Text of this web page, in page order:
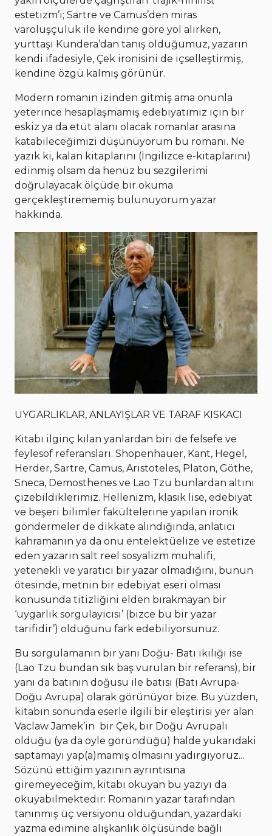
estetizm’i; Sartre ve Camus’den miras
varoluşçuluk ile kendine göre yol alırken,
yurttaşı Kundera’dan tanış olduğumuz, yazarın
kendi ifadesiyle, Çek ironisini de içselleştirmiş,
kendine özgü kalmış görünür.
Modern romanın izinden gitmiş ama onunla
yeterince hesaplaşmamış edebiyatımız için bir
eskiz ya da etüt alanı olacak romanlar arasına
katabileceğimizi düşünüyorum bu romanı. Ne
yazık ki, kalan kitaplarını (İngilizce e-kitaplarını)
edinmiş olsam da henüz bu sezgilerimi
doğrulayacak ölçüde bir okuma
gerçekleştirememiş bulunuyorum yazar
hakkında.
UYGARLIKLAR, ANLAYIŞLAR VE TARAF KISKACI
Kitabı ilginç kılan yanlardan biri de felsefe ve
feylesof referansları. Shopenhauer, Kant, Hegel,
Herder, Sartre, Camus, Aristoteles, Platon, Göthe,
Sneca, Demosthenes ve Lao Tzu bunlardan altını
çizebildiklerimiz. Hellenizm, klasik lise, edebiyat
ve beşeri bilimler fakültelerine yapılan ironik
göndermeler de dikkate alındığında, anlatıcı
kahramanın ya da onu entelektüelize ve estetize
eden yazarın salt reel sosyalizm muhalifi,
yetenekli ve yaratıcı bir yazar olmadığını, bunun
ötesinde, metnin bir edebiyat eseri olması
konusunda titizliğini elden bırakmayan bir
‘uygarlık sorgulayıcısı’ (bizce bu bir yazar
tarifidir’) olduğunu fark edebiliyorsunuz.
Bu sorgulamanın bir yanı Doğu- Batı ikiliği ise
(Lao Tzu bundan sık baş vurulan bir referans), bir
yanı da batının doğusu ile batısı (Batı Avrupa-
Doğu Avrupa) olarak görünüyor bize. Bu yüzden,
kitabın sonunda eserle ilgili bir eleştirisi yer alan
Vaclaw Jamek’in bir Çek, bir Doğu Avrupalı
olduğu (ya da öyle göründüğü) halde yukarıdaki
saptamayı yap(a)mamış olmasını yadırgıyoruz...
Sözünü ettiğim yazının ayrıntısına
giremeyeceğim, kitabı okuyan bu yazıyı da
okuyabilmektedir: Romanın yazar tarafından
tanınmış üç versiyonu olduğundan, yazardaki
yazma edimine alışkanlık ölçüsünde bağlı